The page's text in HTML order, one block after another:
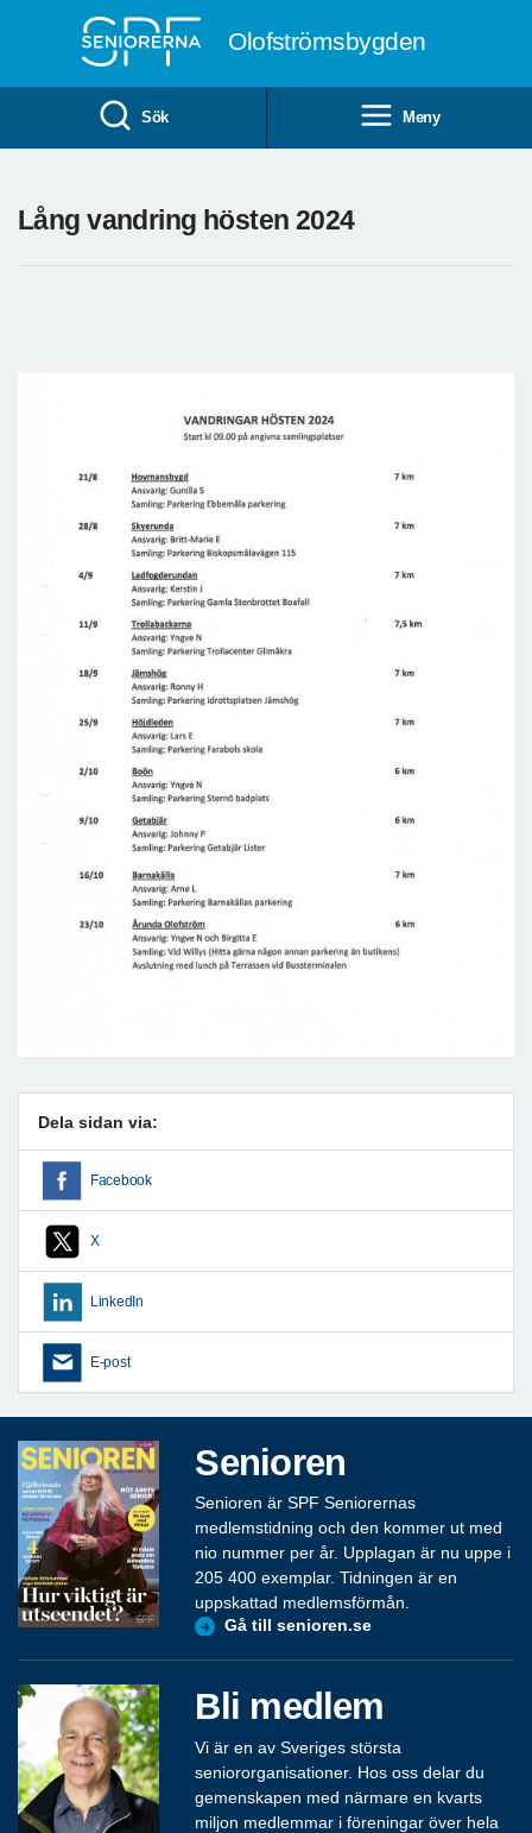
Olofströmsbygden
Sök Meny
Lång vandring hösten 2024
Dela sidan via:
Facebook
X
LinkedIn
E-post
Senioren
Senioren är SPF Seniorernas
medlemstidning och den kommer ut med
nio nummer per år. Upplagan är nu uppe i
205 400 exemplar. Tidningen är en
uppskattad medlemsförmån.
Gå till senioren.se
Bli medlem
Vi är en av Sveriges största
seniororganisationer. Hos oss delar du
gemenskapen med närmare en kvarts
miljon medlemmar i föreningar över hela